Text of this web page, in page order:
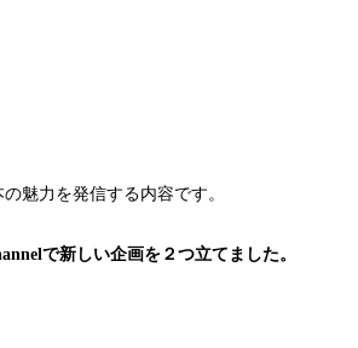
魅力を発信する内容です。
で新しい企画を２つ立てました。